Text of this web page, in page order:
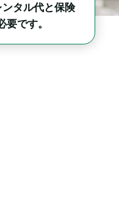
タル代と保険
要です。